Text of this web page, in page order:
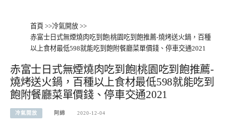
首頁 >>冷氣開放 >>
赤富士日式無煙燒肉吃到飽|桃園吃到飽推薦-燒烤送火鍋，百種
以上食材最低598就能吃到飽附餐廳菜單價錢、停車交通2021
赤富士日式無煙燒肉吃到飽|桃園吃到飽推薦-
燒烤送火鍋，百種以上食材最低598就能吃到
飽附餐廳菜單價錢、停車交通2021
冷氣開放 阿綿 2020-12-04